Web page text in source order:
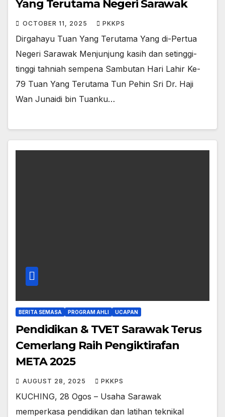
Yang Terutama Negeri Sarawak
OCTOBER 11, 2025 PKKPS
Dirgahayu Tuan Yang Terutama Yang di-Pertua
Negeri Sarawak Menjunjung kasih dan setinggi-
tinggi tahniah sempena Sambutan Hari Lahir Ke-
79 Tuan Yang Terutama Tun Pehin Sri Dr. Haji
Wan Junaidi bin Tuanku…
BERITA SEMASA PROGRAM AHLI UCAPAN
Pendidikan & TVET Sarawak Terus
Cemerlang Raih Pengiktirafan
META 2025
AUGUST 28, 2025 PKKPS
KUCHING, 28 Ogos – Usaha Sarawak
memperkasa pendidikan dan latihan teknikal